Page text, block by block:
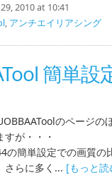
2010 at 10:41
, アンチエイリアシング
簡単設
のページの
が・・・
の簡単設定での画質の
さらに多く... [もっと読